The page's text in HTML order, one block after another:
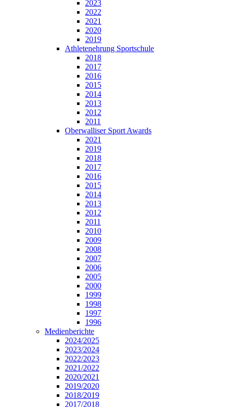
2023
2022
2021
2020
2019
Athletenehrung Sportschule
2018
2017
2016
2015
2014
2013
2012
2011
Oberwalliser Sport Awards
2021
2019
2018
2017
2016
2015
2014
2013
2012
2011
2010
2009
2008
2007
2006
2005
2000
1999
1998
1997
1996
Medienberichte
2024/2025
2023/2024
2022/2023
2021/2022
2020/2021
2019/2020
2018/2019
2017/2018